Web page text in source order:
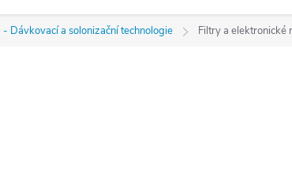
- Dávkovací a solonizační technologie Filtry a elektronické